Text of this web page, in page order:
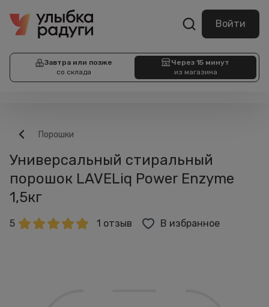
Войти
Завтра или позже
со склада
Через 15 минут
из магазина
Порошки
Универсальный стиральный
порошок LAVELiq Power Enzyme
1,5кг
5 1 отзыв В избранное